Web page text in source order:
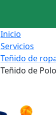
Inicio
Servicios
Teñido de
Teñido de